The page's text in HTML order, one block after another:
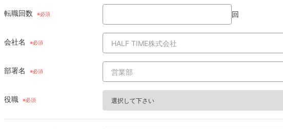
転職回数 回
会社名
部署名
役職